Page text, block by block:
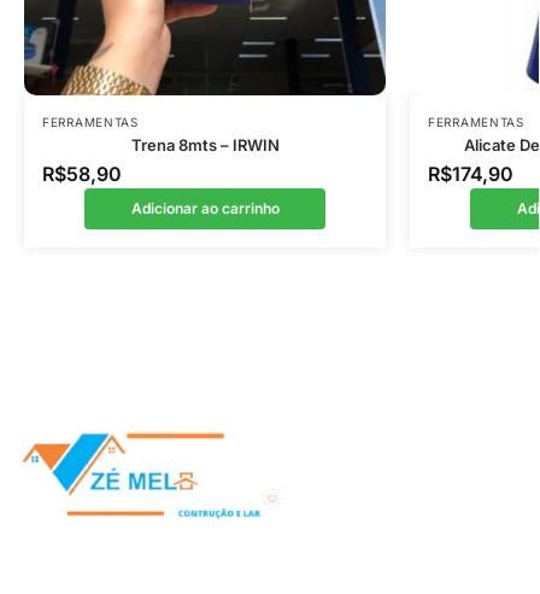
FERRAMENTAS
Trena 8mts – IRWIN
R$58,90
Adicionar ao carrinho
FERRAMENTAS
Alicate
R$174,90